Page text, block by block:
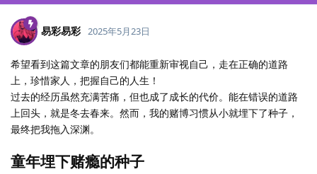
易彩易彩 2025年5月23日
希望看到这篇文章的朋友们都能重新审视自己，走在正确的道路
上，珍惜家人，把握自己的人生！
过去的经历虽然充满苦痛，但也成了成长的代价。能在错误的道路
上回头，就是冬去春来。然而，我的赌博习惯从小就埋下了种子，
最终把我拖入深渊。
童年埋下赌瘾的种子